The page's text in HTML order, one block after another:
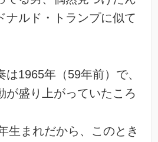
ナルド・トランプに似て
は1965年（59年前）で、
が盛り上がっていたころ
生まれだから、このとき